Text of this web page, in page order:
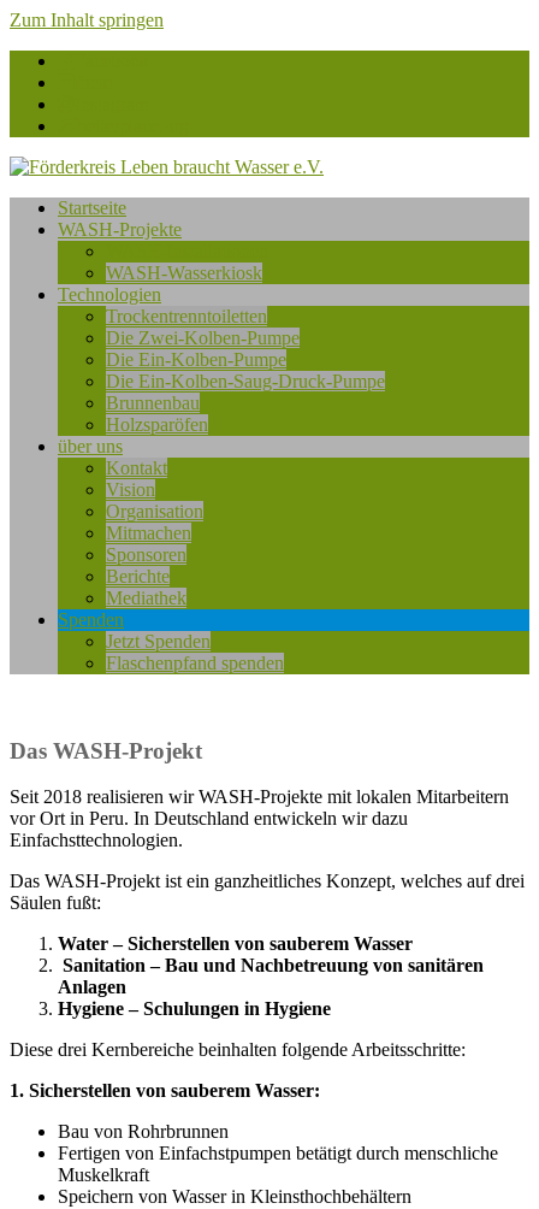
Zum Inhalt springen
Förderkreis
Leben
e.V.
Startseite
WASH-Projekte
WASH-Wasserkiosk
Technologien
Trockentrenntoiletten
Die Zwei-Kolben-Pumpe
Die Ein-Kolben-Pumpe
Die Ein-Kolben-Saug-Druck-Pumpe
Brunnenbau
Holzsparöfen
über uns
Kontakt
Vision
Organisation
Mitmachen
Sponsoren
Berichte
Mediathek
Spenden
Jetzt Spenden
Flaschenpfand spenden
Das WASH-Projekt
Seit 2018 realisieren wir WASH-Projekte mit lokalen Mitarbeitern
vor Ort in Peru. In Deutschland entwickeln wir dazu
Einfachsttechnologien.
Das WASH-Projekt ist ein ganzheitliches Konzept, welches auf drei
Säulen fußt:
Water – Sicherstellen von sauberem Wasser
Sanitation – Bau und Nachbetreuung von sanitären
Anlagen
Hygiene – Schulungen in Hygiene
Diese drei Kernbereiche beinhalten folgende Arbeitsschritte:
1. Sicherstellen von sauberem Wasser:
Bau von Rohrbrunnen
Fertigen von Einfachstpumpen betätigt durch menschliche
Muskelkraft
Speichern von Wasser in Kleinsthochbehältern